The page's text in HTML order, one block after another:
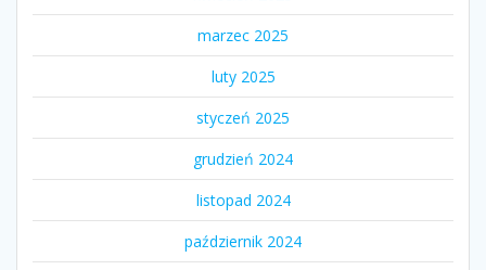
marzec 2025
luty 2025
styczeń 2025
grudzień 2024
listopad 2024
październik 2024